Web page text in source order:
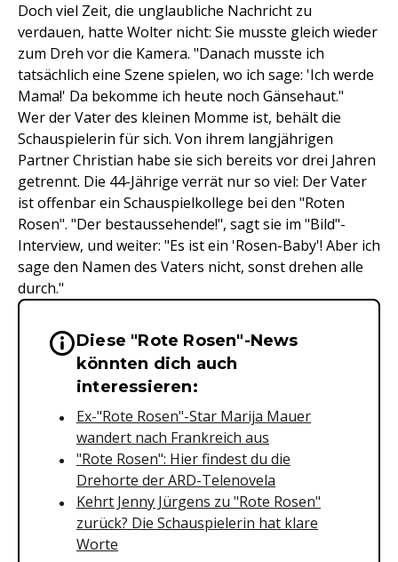
Doch viel Zeit, die unglaubliche Nachricht zu
verdauen, hatte Wolter nicht: Sie musste gleich wieder
zum Dreh vor die Kamera. "Danach musste ich
tatsächlich eine Szene spielen, wo ich sage: 'Ich werde
Mama!' Da bekomme ich heute noch Gänsehaut."
Wer der Vater des kleinen Momme ist, behält die
Schauspielerin für sich. Von ihrem langjährigen
Partner Christian habe sie sich bereits vor drei Jahren
getrennt. Die 44-Jährige verrät nur so viel: Der Vater
ist offenbar ein Schauspielkollege bei den "Roten
Rosen". "Der bestaussehende!", sagt sie im "Bild"-
Interview, und weiter: "Es ist ein 'Rosen-Baby'! Aber ich
sage den Namen des Vaters nicht, sonst drehen alle
durch."
Wichtige Hinweise &
Diese "Rote Rosen"-News
könnten dich auch
interessieren:
Ex-"Rote Rosen"-Star Marija Mauer
wandert nach Frankreich aus
"Rote Rosen": Hier findest du die
Drehorte der ARD-Telenovela
Kehrt Jenny Jürgens zu "Rote Rosen"
zurück? Die Schauspielerin hat klare
Worte